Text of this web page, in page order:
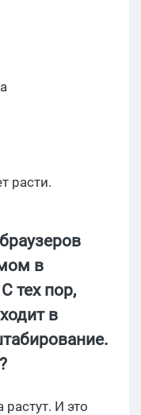
расти.
в
тех пор,
в
И это